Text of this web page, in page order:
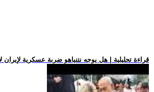
.. قراءة تحليلية | هل يوجه نتنياهو ضربة عسكرية